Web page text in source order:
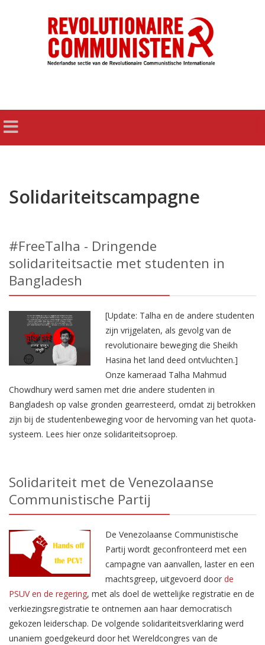
Solidariteitscampagne
#FreeTalha - Dringende
solidariteitsactie met studenten in
Bangladesh
[Update: Talha en de andere studenten
zijn vrijgelaten, als gevolg van de
revolutionaire beweging die Sheikh
Hasina het land deed ontvluchten.]
Onze kameraad Talha Mahmud
Chowdhury werd samen met drie andere studenten in
Bangladesh op valse gronden gearresteerd, omdat zij betrokken
zijn bij de studentenbeweging voor de hervoming van het quota-
systeem. Lees hier onze solidariteitsoproep.
Solidariteit met de Venezolaanse
Communistische Partij
De Venezolaanse Communistische
Partij wordt geconfronteerd met een
campagne van aanvallen, laster en een
machtsgreep, uitgevoerd door de
PSUV en de regering, met als doel de wettelijke registratie en de
verkiezingsregistratie te ontnemen aan haar democratisch
gekozen leiderschap. De volgende solidariteitsverklaring werd
unaniem goedgekeurd door het Wereldcongres van de